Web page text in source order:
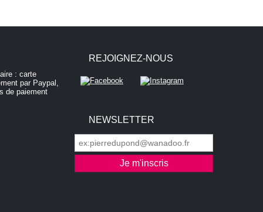
REJOIGNEZ-NOUS
NEWSLETTER